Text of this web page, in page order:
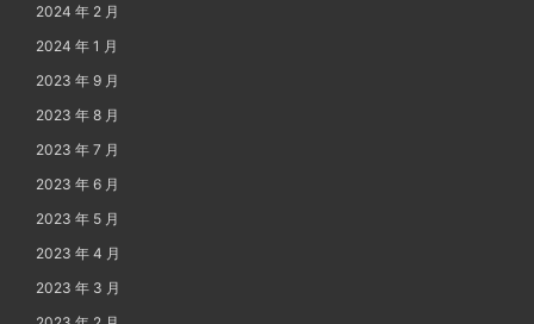
2024 年 2 月
2024 年 1 月
2023 年 9 月
2023 年 8 月
2023 年 7 月
2023 年 6 月
2023 年 5 月
2023 年 4 月
2023 年 3 月